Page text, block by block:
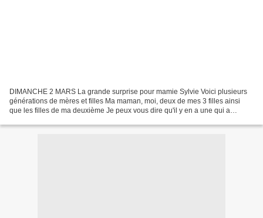
DIMANCHE 2 MARS La grande surprise pour mamie Sylvie Voici plusieurs
générations de mères et filles Ma maman, moi, deux de mes 3 filles ainsi
que les filles de ma deuxième Je peux vous dire qu'il y en a une qui a